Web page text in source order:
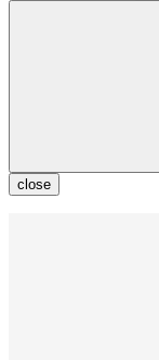
close